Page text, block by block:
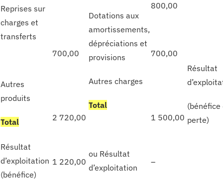
Reprises sur
charges et
transferts
Autres
produits
Total
700,00
Dotations aux
amortissements,
dépréciations et
provisions
Autres charges
Total
800,00
700,00
Résultat
(bénéfice
perte)
2 720,00 1 500,00
Résultat
d’exploitation
(bénéfice)
1 220,00
ou Résultat
d’exploitation
–